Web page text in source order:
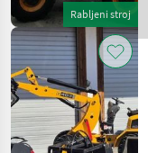
Rabljeni stroj